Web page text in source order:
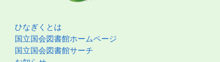
ひなぎくとは
国立国会図書館ホームページ
国立国会図書館サーチ